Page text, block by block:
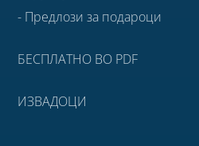
- Предлози за подароци
БЕСПЛАТНО ВО PDF
ИЗВАДОЦИ